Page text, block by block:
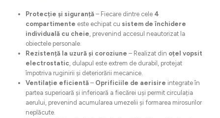
Protecție și siguranță– Fiecare dintre cele 4
compartimente este echipat cu sistem de închidere
individuală cu cheie, prevenind accesul neautorizat la
obiectele personale.
Rezistență la uzură și coroziune – Realizat din oțel vopsit
electrostatic, dulapul este extrem de durabil, protejat
împotriva ruginirii și deteriorării mecanice.
Ventilație eficientă– Oprificiile de aerisire integrate în
partea superioară și inferioară a fiecărei uși permit circulația
aerului, prevenind acumularea umezelii și formarea mirosurilor
neplăcute.